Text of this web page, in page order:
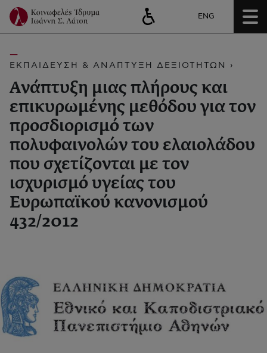
ENG
ΕΚΠΑΙΔΕΥΣΗ & ΑΝΑΠΤΥΞΗ ΔΕΞΙΟΤΗΤΩΝ ›
Ανάπτυξη μιας πλήρους και
επικυρωμένης μεθόδου για τον
προσδιορισμό των
πολυφαινολών του ελαιολάδου
που σχετίζονται με τον
ισχυρισμό υγείας του
Ευρωπαϊκού κανονισμού
432/2012